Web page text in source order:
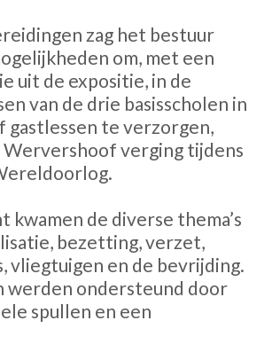
zag het bestuur
om, met een
uit de expositie, in de
van de drie basisscholen in
te verzorgen,
verging tijdens
kwamen de diverse thema’s
bezetting, verzet,
vliegtuigen en de bevrijding.
werden ondersteund door
spullen en een